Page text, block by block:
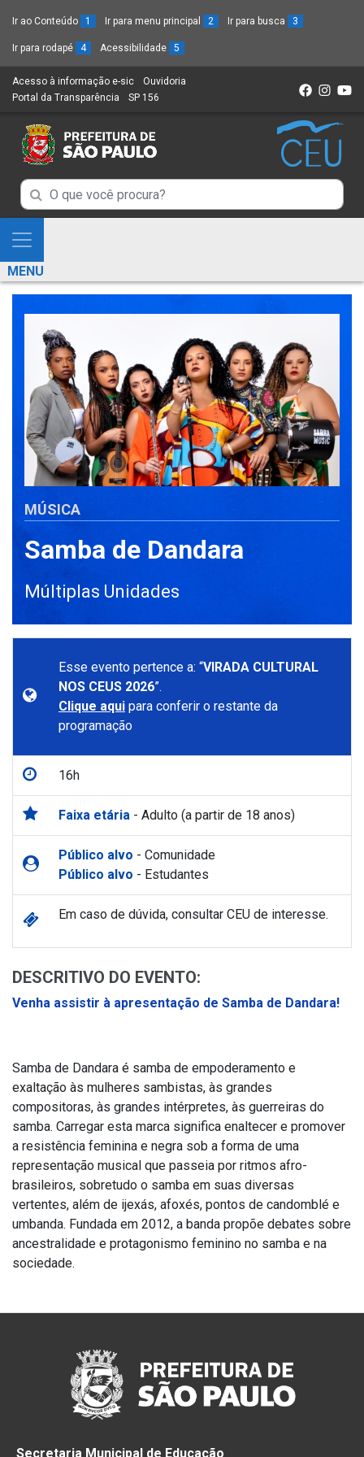
Ir ao Conteúdo 1 Ir para menu principal 2 Ir para busca 3
Ir para rodapé 4 Acessibilidade 5
Acesso à informação e-sic (Link
para
novo
sítio)
Ouvidoria
Portal da Transparência (Link
um
novo
SP 156
Campo
de
Busca
de
informações
Campo
de
de
informações
Mostra
e
Esconde
Menu
MENU
MÚSICA
Samba de Dandara
Múltiplas Unidades
Esse evento pertence a: “VIRADA CULTURAL
NOS CEUS 2026”.
Clique aqui para conferir o restante da
programação
16h
Faixa etária - Adulto (a partir de 18 anos)
Público alvo - Comunidade
Público alvo - Estudantes
Em caso de dúvida, consultar CEU de interesse.
DESCRITIVO DO EVENTO:
Venha assistir à apresentação de Samba de Dandara!
Samba de Dandara é samba de empoderamento e
exaltação às mulheres sambistas, às grandes
compositoras, às grandes intérpretes, às guerreiras do
samba. Carregar esta marca significa enaltecer e promover
a resistência feminina e negra sob a forma de uma
representação musical que passeia por ritmos afro-
brasileiros, sobretudo o samba em suas diversas
vertentes, além de ijexás, afoxés, pontos de candomblé e
umbanda. Fundada em 2012, a banda propõe debates sobre
ancestralidade e protagonismo feminino no samba e na
sociedade.
Secretaria Municipal de Educação